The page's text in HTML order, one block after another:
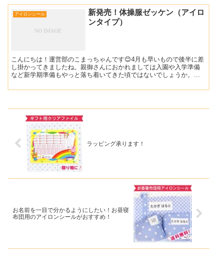
アイロンシール
新発売！体操服ゼッケン（アイロ
ンタイプ）
こんにちは！運営部のこまっちゃんです😊4月も早いもので後半に差
し掛かってきましたね。親御さんにおかれましては入園や入学準備
など新学期準備もやっと落ち着いてきた頃ではないでしょうか。今
ラッピング承ります！
お名前を一目で分かるようにしたい！お昼寝
布団用のアイロンシールがおすすめ！